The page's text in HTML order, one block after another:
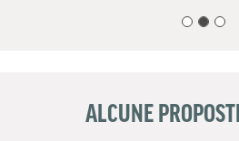
ALCUNE